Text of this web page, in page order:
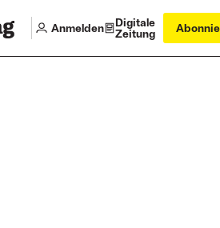
Anmelden
Digitale
Zeitung